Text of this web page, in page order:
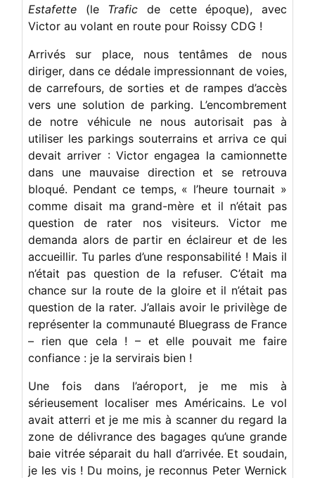
Estafette (le Trafic de cette époque), avec
Victor au volant en route pour Roissy CDG !
Arrivés sur place, nous tentâmes de nous
diriger, dans ce dédale impressionnant de voies,
de carrefours, de sorties et de rampes d’accès
vers une solution de parking. L’encombrement
de notre véhicule ne nous autorisait pas à
utiliser les parkings souterrains et arriva ce qui
devait arriver : Victor engagea la camionnette
dans une mauvaise direction et se retrouva
bloqué. Pendant ce temps, « l’heure tournait »
comme disait ma grand-mère et il n’était pas
question de rater nos visiteurs. Victor me
demanda alors de partir en éclaireur et de les
accueillir. Tu parles d’une responsabilité ! Mais il
n’était pas question de la refuser. C’était ma
chance sur la route de la gloire et il n’était pas
question de la rater. J’allais avoir le privilège de
représenter la communauté Bluegrass de France
– rien que cela ! – et elle pouvait me faire
confiance : je la servirais bien !
Une fois dans l’aéroport, je me mis à
sérieusement localiser mes Américains. Le vol
avait atterri et je me mis à scanner du regard la
zone de délivrance des bagages qu’une grande
baie vitrée séparait du hall d’arrivée. Et soudain,
je les vis ! Du moins, je reconnus Peter Wernick